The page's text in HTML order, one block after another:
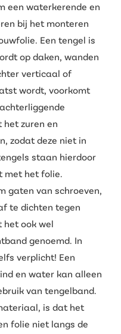
een waterkerende en
bij het monteren
Een tengel is
op daken, wanden
verticaal of
wordt, voorkomt
zuren en
zodat deze niet in
staan hierdoor
met het folie.
gaten van schroeven,
te dichten tegen
het ook wel
genoemd. In
verplicht! Een
en water kan alleen
van tengelband.
is dat het
folie niet langs de